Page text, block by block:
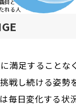
満足することな
戦し続ける姿勢
毎日変化する状